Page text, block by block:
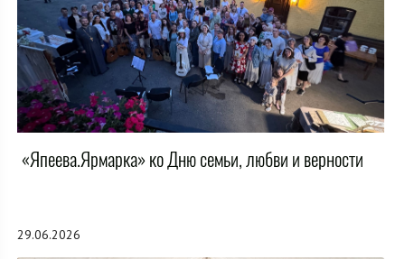
«Япеева.Ярмарка» ко Дню семьи, любви и верности
29.06.2026